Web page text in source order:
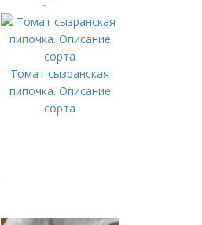
удобрения для
подкормки "по листу"
Томат сызранская
пипочка. Описание
сорта